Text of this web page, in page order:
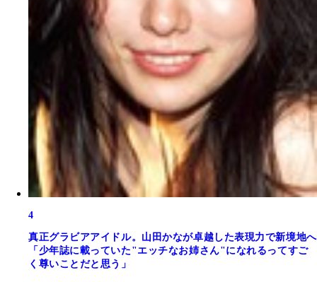
4
真正グラビアアイドル。山田かなが卓越した表現力で新境地へ
「少年誌に載っていた"エッチなお姉さん"になれるってすご
く尊いことだと思う」